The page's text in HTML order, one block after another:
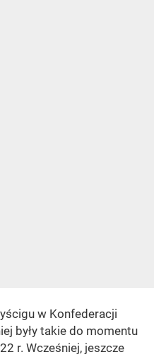
w Konfederacji
były takie do momentu
r. Wcześniej, jeszcze